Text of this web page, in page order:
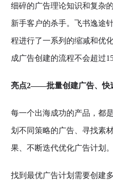
细碎的广告理论知识和复杂
新手客户的杀手。飞书逸途
程进行了一系列的缩减和优
成广告创建的流程不会超过
亮点2——批量创建广告、快
每一个出海成功的产品，都
划不同策略的广告、寻找素
果、不断迭代优化广告计划。
找到最优广告计划需要创建